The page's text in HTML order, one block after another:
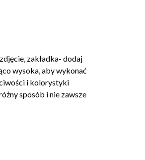
zakładka- dodaj
wysoka, aby wykonać
i kolorystyki
sposób i nie zawsze